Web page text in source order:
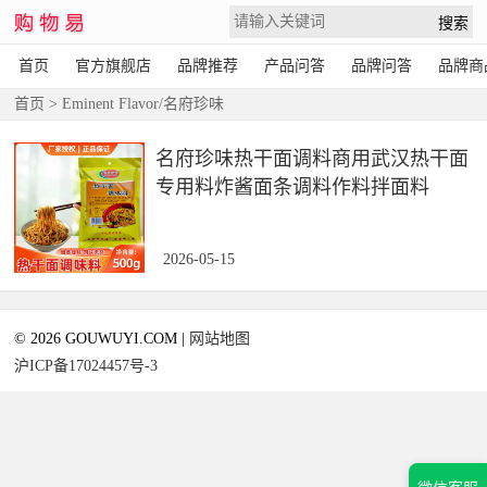
首页 官方旗舰店 品牌推荐 产品问答 品牌问答 品牌商
首页 > Eminent Flavor/名府珍味
名府珍味热干面调料商用武汉热干面
专用料炸酱面条调料作料拌面料
2026-05-15
© 2026 GOUWUYI.COM |
网站地图
沪ICP备17024457号-3